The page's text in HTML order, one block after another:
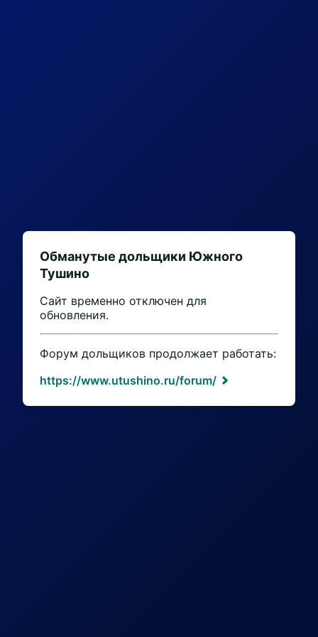
Обманутые дольщики Южного
Тушино
Сайт временно отключен для
обновления.
Форум дольщиков продолжает работать:
https://www.utushino.ru/forum/